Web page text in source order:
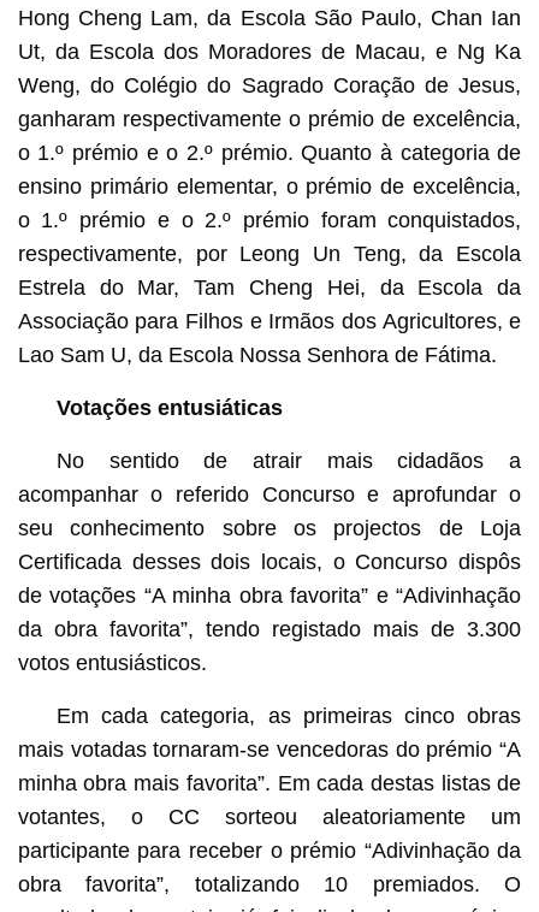
Hong Cheng Lam, da Escola São Paulo, Chan Ian
Ut, da Escola dos Moradores de Macau, e Ng Ka
Weng, do Colégio do Sagrado Coração de Jesus,
ganharam respectivamente o prémio de excelência,
o 1.º prémio e o 2.º prémio. Quanto à categoria de
ensino primário elementar, o prémio de excelência,
o 1.º prémio e o 2.º prémio foram conquistados,
respectivamente, por Leong Un Teng, da Escola
Estrela do Mar, Tam Cheng Hei, da Escola da
Associação para Filhos e Irmãos dos Agricultores, e
Lao Sam U, da Escola Nossa Senhora de Fátima.
Votações entusiáticas
No sentido de atrair mais cidadãos a
acompanhar o referido Concurso e aprofundar o
seu conhecimento sobre os projectos de Loja
Certificada desses dois locais, o Concurso dispôs
de votações “A minha obra favorita” e “Adivinhação
da obra favorita”, tendo registado mais de 3.300
votos entusiásticos.
Em cada categoria, as primeiras cinco obras
mais votadas tornaram-se vencedoras do prémio “A
minha obra mais favorita”. Em cada destas listas de
votantes, o CC sorteou aleatoriamente um
participante para receber o prémio “Adivinhação da
obra favorita”, totalizando 10 premiados. O